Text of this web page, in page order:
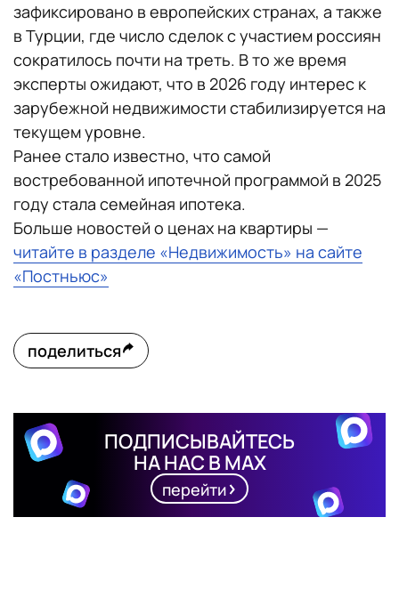
зафиксировано в европейских странах, а также
в Турции, где число сделок с участием россиян
сократилось почти на треть. В то же время
эксперты ожидают, что в 2026 году интерес к
зарубежной недвижимости стабилизируется на
текущем уровне.
Ранее стало известно, что самой
востребованной ипотечной программой в 2025
году стала семейная ипотека.
Больше новостей о ценах на квартиры —
читайте в разделе «Недвижимость» на сайте
«Постньюс»
поделиться
ПОДПИСЫВАЙТЕСЬ
НА НАС В MAX
перейти